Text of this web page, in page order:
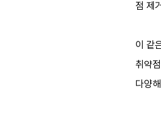
점 제
이 같
취약
다양